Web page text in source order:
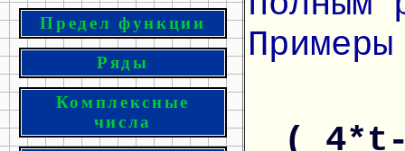
Предел функции
Ряды
Комплексные
числа
(